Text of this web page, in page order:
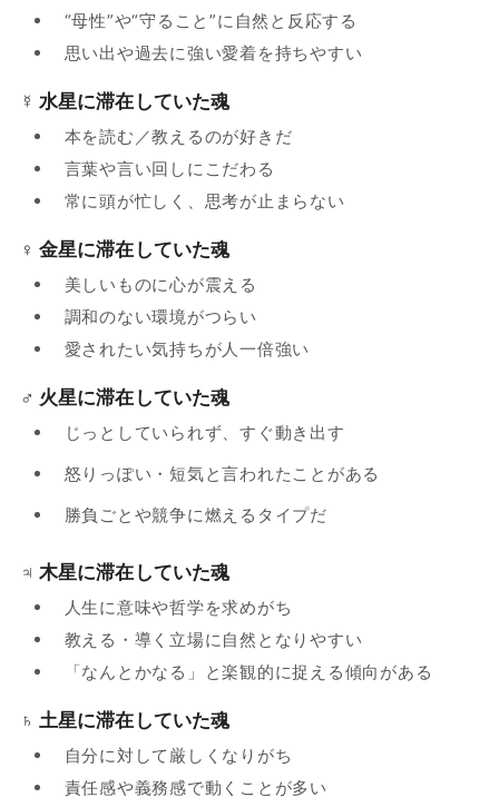
“母性”や“守ること”に自然と反応する
思い出や過去に強い愛着を持ちやすい
☿ 水星に滞在していた魂
本を読む／教えるのが好きだ
言葉や言い回しにこだわる
常に頭が忙しく、思考が止まらない
♀ 金星に滞在していた魂
美しいものに心が震える
調和のない環境がつらい
愛されたい気持ちが人一倍強い
♂ 火星に滞在していた魂
じっとしていられず、すぐ動き出す
怒りっぽい・短気と言われたことがある
勝負ごとや競争に燃えるタイプだ
♃ 木星に滞在していた魂
人生に意味や哲学を求めがち
教える・導く立場に自然となりやすい
「なんとかなる」と楽観的に捉える傾向がある
♄ 土星に滞在していた魂
自分に対して厳しくなりがち
責任感や義務感で動くことが多い